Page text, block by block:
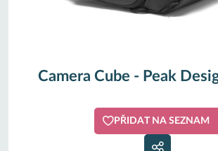
Camera Cube - Peak
PŘIDAT NA SEZNAM